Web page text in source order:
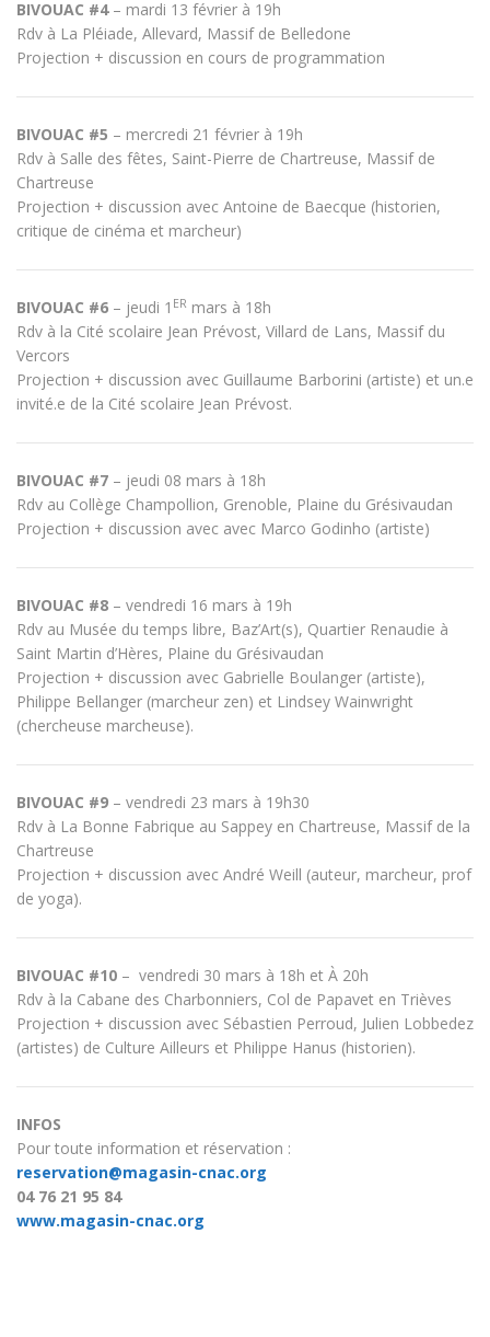
BIVOUAC #4– mardi 13 février à 19h
Rdv à La Pléiade, Allevard, Massif de Belledone
Projection + discussion en cours de programmation
BIVOUAC #5 – mercredi 21 février à 19h
Rdv à Salle des fêtes, Saint-Pierre de Chartreuse, Massif de
Chartreuse
Projection + discussion avec Antoine de Baecque (historien,
critique de cinéma et marcheur)
BIVOUAC #6 – jeudi 1 ER mars à 18h
Rdv à la Cité scolaire Jean Prévost, Villard de Lans, Massif du
Vercors
Projection + discussion avec Guillaume Barborini (artiste) et un.e
invité.e de la Cité scolaire Jean Prévost.
BIVOUAC #7 – jeudi 08 mars à 18h
Rdv au Collège Champollion, Grenoble, Plaine du Grésivaudan
Projection + discussion avec avec Marco Godinho (artiste)
BIVOUAC #8 – vendredi 16 mars à 19h
Rdv au Musée du temps libre, Baz’Art(s), Quartier Renaudie à
Saint Martin d’Hères, Plaine du Grésivaudan
Projection + discussion avec Gabrielle Boulanger (artiste),
Philippe Bellanger (marcheur zen) et Lindsey Wainwright
(chercheuse marcheuse).
BIVOUAC #9 – vendredi 23 mars à 19h30
Rdv à La Bonne Fabrique au Sappey en Chartreuse, Massif de la
Chartreuse
Projection + discussion avec André Weill (auteur, marcheur, prof
de yoga).
BIVOUAC #10 – vendredi 30 mars à 18h et À 20h
Rdv à la Cabane des Charbonniers, Col de Papavet en Trièves
Projection + discussion avec Sébastien Perroud, Julien Lobbedez
(artistes) de Culture Ailleurs et Philippe Hanus (historien).
INFOS
Pour toute information et réservation :
reservation@magasin-cnac.org
04 76 21 95 84
www.magasin-cnac.org